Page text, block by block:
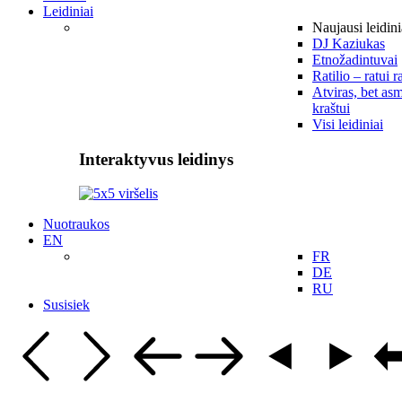
Leidiniai
Naujausi
DJ Kaziukas
Etnožadintuvai
Ratilio – ratui
Atviras, bet
kraštui
Visi leidiniai
Interaktyvus leidinys
Nuotraukos
EN
FR
DE
RU
Susisiek